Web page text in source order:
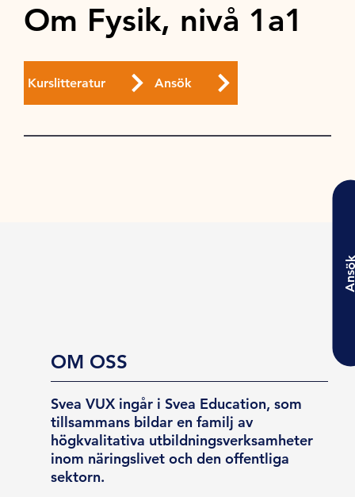
Om Fysik, nivå 1a1
Kurslitteratur Ansök
OM OSS
Svea VUX ingår i Svea Education, som
tillsammans bildar en familj av
högkvalitativa utbildningsverksamheter
inom näringslivet och den offentliga
sektorn.